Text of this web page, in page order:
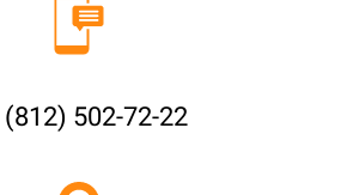
(812) 502-72-22